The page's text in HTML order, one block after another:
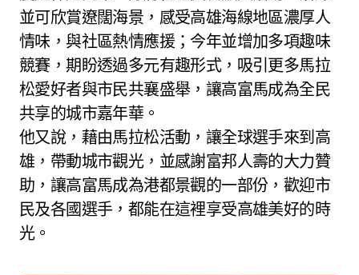
並可欣賞遼闊海景，感受高雄海線地區濃厚人
情味，與社區熱情應援；今年並增加多項趣味
競賽，期盼透過多元有趣形式，吸引更多馬拉
松愛好者與市民共襄盛舉，讓高富馬成為全民
共享的城市嘉年華。
他又說，藉由馬拉松活動，讓全球選手來到高
雄，帶動城市觀光，並感謝富邦人壽的大力贊
助，讓高富馬成為港都景觀的一部份，歡迎市
民及各國選手，都能在這裡享受高雄美好的時
光。